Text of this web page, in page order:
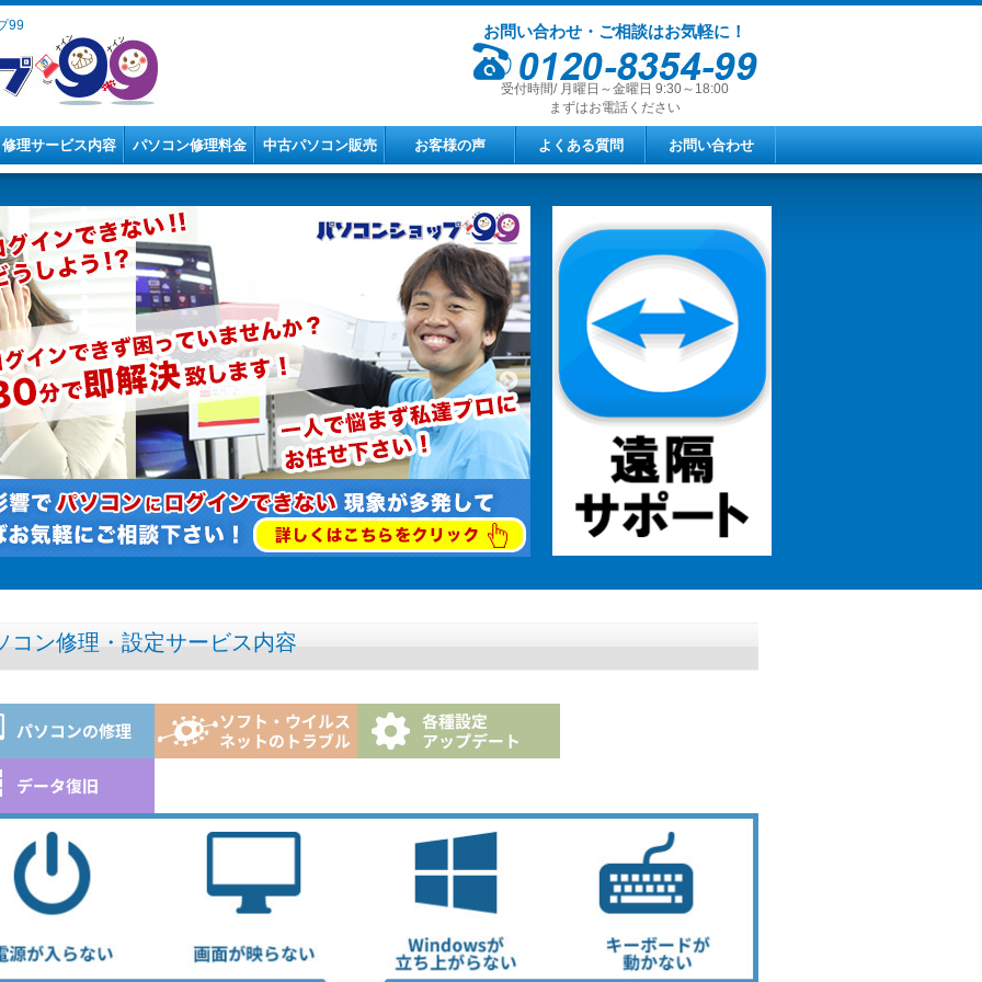
99 お問い合わせ・ご相談はお気軽に！
受付時間/ 月曜日～金曜日 9:30～18:00
まずはお電話ください
修理サービス内容 パソコン修理料金 中古パソコン販売 お客様の声 よくある質問 お問い合わせ
コン修理・設定サービス内容